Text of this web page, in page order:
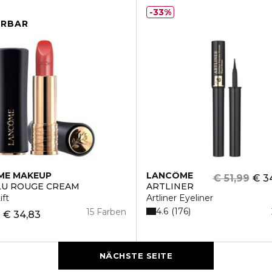
MAKEUP
ROUGE CREAM
€ 34,83 15 Farben
LANCÔME
ARTLINER
Artliner Eyeliner
€
€ 51,99
4.6 176
33%
NÄCHSTE SEITE